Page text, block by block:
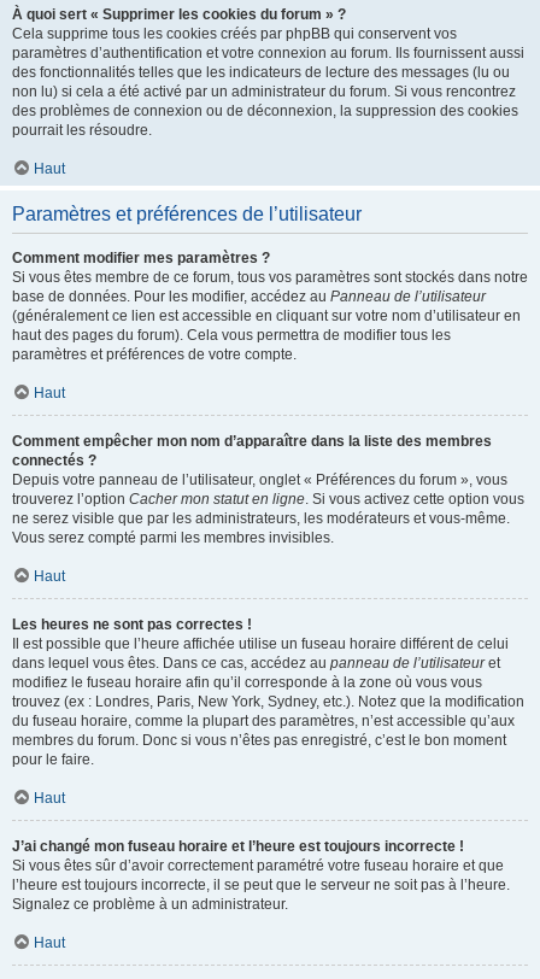
À quoi sert « Supprimer les cookies du forum » ?
Cela supprime tous les cookies créés par phpBB qui conservent vos
paramètres d’authentification et votre connexion au forum. Ils fournissent aussi
des fonctionnalités telles que les indicateurs de lecture des messages (lu ou
non lu) si cela a été activé par un administrateur du forum. Si vous rencontrez
des problèmes de connexion ou de déconnexion, la suppression des cookies
pourrait les résoudre.
Haut
Paramètres et préférences de l’utilisateur
Comment modifier mes paramètres ?
Si vous êtes membre de ce forum, tous vos paramètres sont stockés dans notre
base de données. Pour les modifier, accédez au Panneau de l’utilisateur
(généralement ce lien est accessible en cliquant sur votre nom d’utilisateur en
haut des pages du forum). Cela vous permettra de modifier tous les
paramètres et préférences de votre compte.
Haut
Comment empêcher mon nom d’apparaître dans la liste des membres
connectés ?
Depuis votre panneau de l’utilisateur, onglet « Préférences du forum », vous
trouverez l’option Cacher mon statut en ligne. Si vous activez cette option vous
ne serez visible que par les administrateurs, les modérateurs et vous-même.
Vous serez compté parmi les membres invisibles.
Haut
Les heures ne sont pas correctes !
Il est possible que l’heure affichée utilise un fuseau horaire différent de celui
dans lequel vous êtes. Dans ce cas, accédez au panneau de l’utilisateuret
modifiez le fuseau horaire afin qu’il corresponde à la zone où vous vous
trouvez (ex : Londres, Paris, New York, Sydney, etc.). Notez que la modification
du fuseau horaire, comme la plupart des paramètres, n’est accessible qu’aux
membres du forum. Donc si vous n’êtes pas enregistré, c’est le bon moment
pour le faire.
Haut
J’ai changé mon fuseau horaire et l’heure est toujours incorrecte !
Si vous êtes sûr d’avoir correctement paramétré votre fuseau horaire et que
l’heure est toujours incorrecte, il se peut que le serveur ne soit pas à l’heure.
Signalez ce problème à un administrateur.
Haut